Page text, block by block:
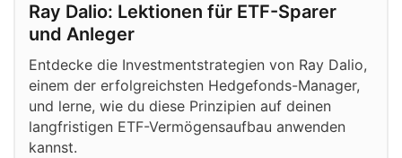
Ray Dalio: Lektionen für ETF-Sparer
und Anleger
Entdecke die Investmentstrategien von Ray Dalio,
einem der erfolgreichsten Hedgefonds-Manager,
und lerne, wie du diese Prinzipien auf deinen
langfristigen ETF-Vermögensaufbau anwenden
kannst.